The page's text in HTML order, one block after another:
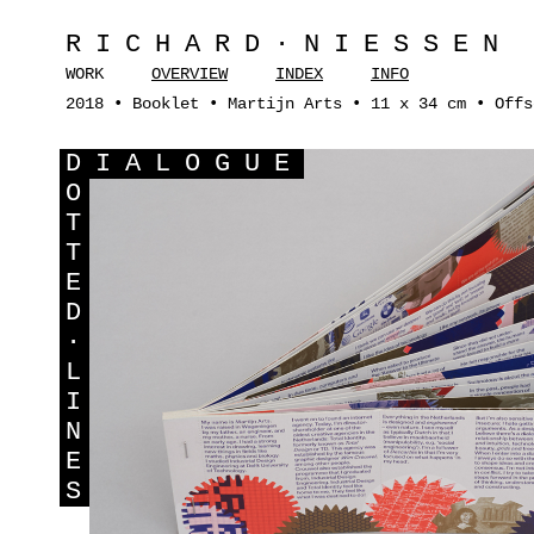
RICHARD·NIESSEN
WORK OVERVIEW INDEX
INFO
2018 • Booklet • Martijn Arts • 11 x 34 cm •
D IALOGUE
O
T
T
E
D
·
L
I
N
E
S